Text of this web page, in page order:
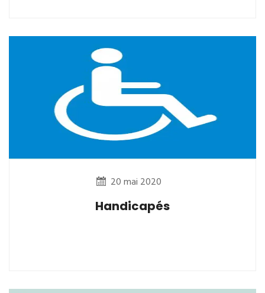
20 mai 2020
Handicapés